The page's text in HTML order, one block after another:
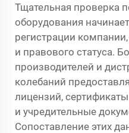
Тщательная проверка
оборудования
регистрации
и правового статуса.
производителей и
колебаний
лицензий,
и учредительные
Сопоставление этих